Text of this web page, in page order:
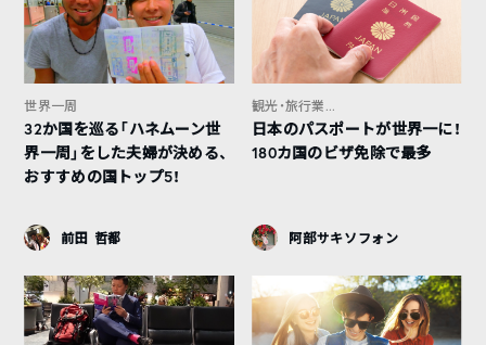
世界一周
32か国を巡る「ハネムーン世
界一周」をした夫婦が決める、
おすすめの国トップ5！
前田 哲都
観光・旅行業...
日本のパスポートが世界一に！
180カ国のビザ免除で最多
阿部サキソフォン